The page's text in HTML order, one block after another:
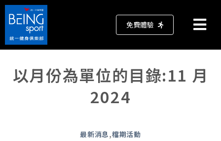
免費體驗
以月份為單位的目錄:11 月
2024
最新消息,檔期活動